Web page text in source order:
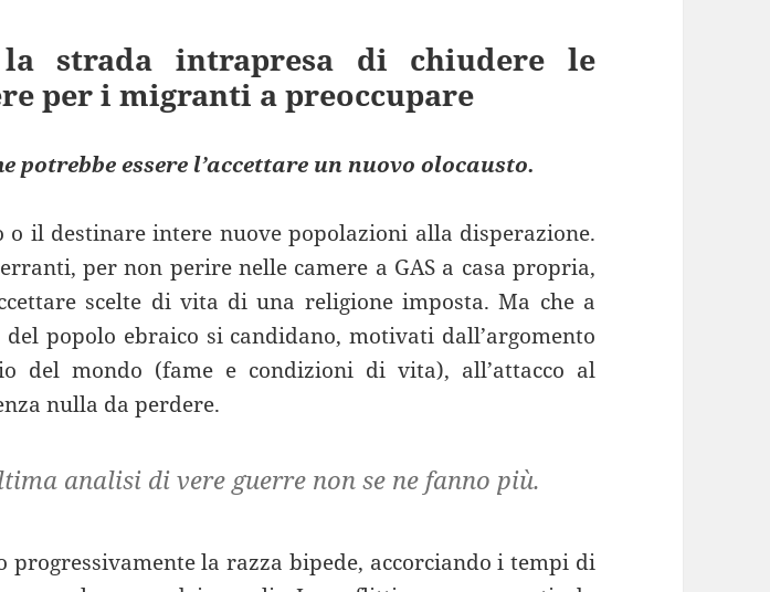
strada intrapresa di chiudere le
per i migranti a preoccupare
potrebbe essere l’accettare un nuovo olocausto.
il destinare intere nuove popolazioni alla disperazione.
erranti, per non perire nelle camere a GAS a casa propria,
scelte di vita di una religione imposta. Ma che a
popolo ebraico si candidano, motivati dall’argomento
del mondo (fame e condizioni di vita), all’attacco al
nulla da perdere.
analisi di vere guerre non se ne fanno più.
progressivamente la razza bipede, accorciando i tempi di